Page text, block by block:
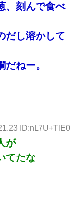
、刻んで食べ
だし溶かして
ねー。
ID:nL7U+TlE0
が
てたな